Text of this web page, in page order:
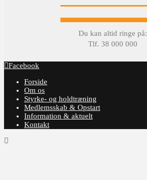
Du kan altid ringe på:
Tlf. 38 000 000
Facebook
Forside
Om os
Styrke- og holdtræning
Medlemsskab & Opstart
Information & aktuelt
Kontakt